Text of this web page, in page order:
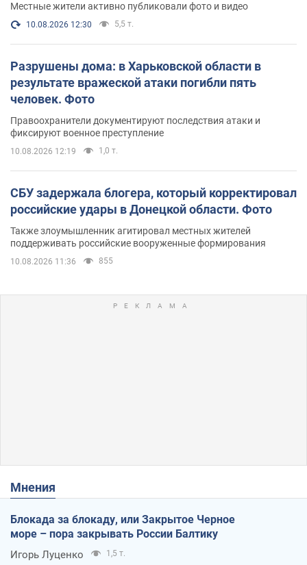
Местные жители активно публиковали фото и видео
10.08.2026 12:30 5,5 т.
Разрушены дома: в Харьковской области в
результате вражеской атаки погибли пять
человек. Фото
Правоохранители документируют последствия атаки и
фиксируют военное преступление
10.08.2026 12:19 1,0 т.
СБУ задержала блогера, который корректировал
российские удары в Донецкой области. Фото
Также злоумышленник агитировал местных жителей
поддерживать российские вооруженные формирования
10.08.2026 11:36 855
Мнения
Блокада за блокаду, или Закрытое Черное
море – пора закрывать России Балтику
Игорь Луценко 1,5 т.